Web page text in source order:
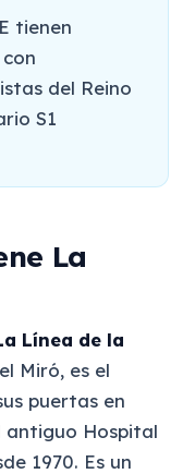
tienen
del Reino
S1
La
Línea de la
Miró, es el
puertas en
antiguo Hospital
1970. Es un